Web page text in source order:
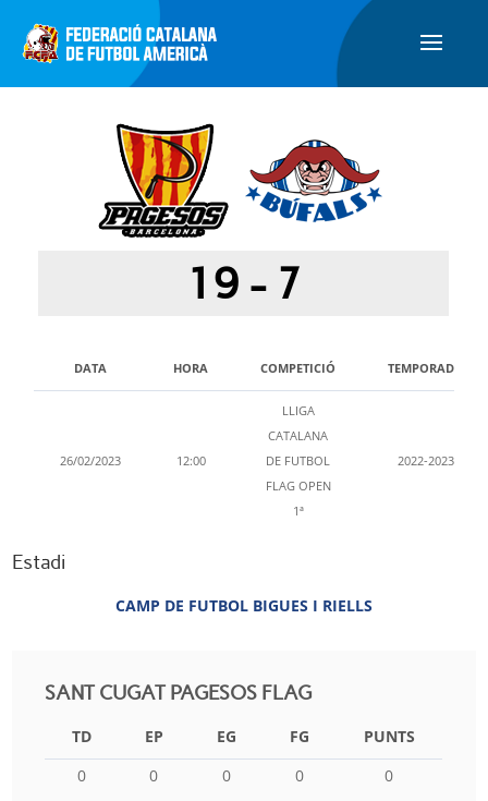
19 - 7
DATA HORA COMPETICIÓ TEMPORADA
26/02/2023 12:00
LLIGA
CATALANA
DE FUTBOL
FLAG OPEN
1ª
2022-2023
Estadi
CAMP DE FUTBOL BIGUES I RIELLS
SANT CUGAT PAGESOS FLAG
TD EP EG FG
PUNTS
0
0 0 0 0